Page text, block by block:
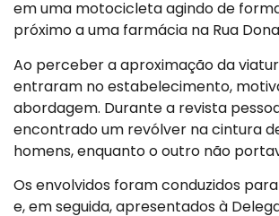
em uma motocicleta agindo de
próximo a uma farmácia na Rua
Ao perceber a aproximação da
entraram no estabelecimento,
abordagem. Durante a revista
encontrado um revólver na cintura
homens, enquanto o outro não
Os envolvidos foram conduzidos
e, em seguida, apresentados à